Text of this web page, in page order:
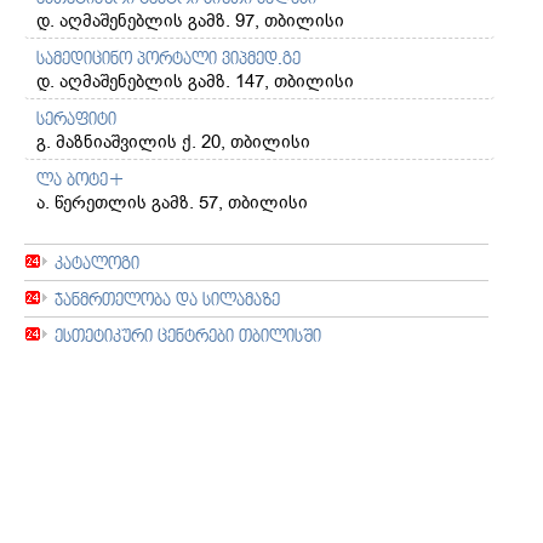
დ. აღმაშენებლის გამზ. 97, თბილისი
სამედიცინო პორტალი ვიპმედ.გე
დ. აღმაშენებლის გამზ. 147, თბილისი
სერაფიტი
გ. მაზნიაშვილის ქ. 20, თბილისი
ლა ბოტე+
ა. წერეთლის გამზ. 57, თბილისი
კატალოგი
ჯანმრთელობა და სილამაზე
ესთეტიკური ცენტრები თბილისში